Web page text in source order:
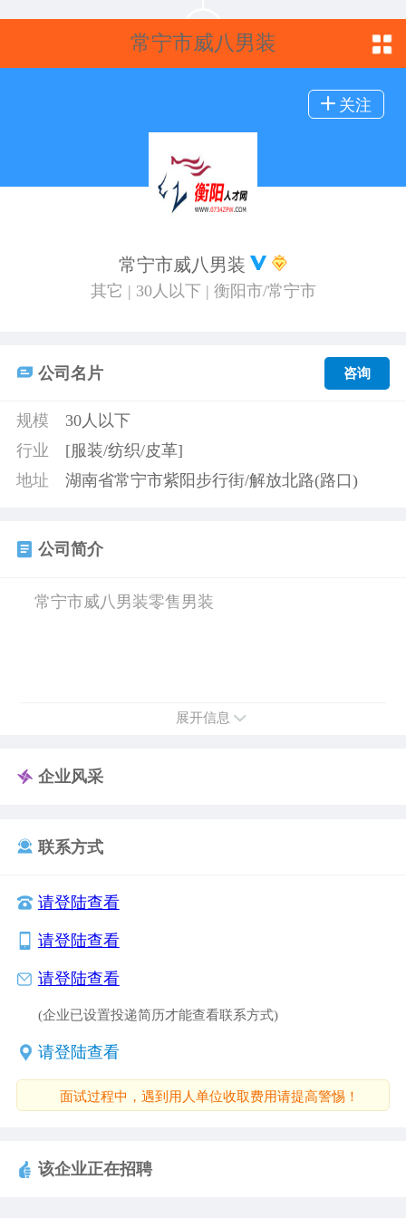
常宁市威八男装
关注
常宁市威八男装
其它 | 30人以下 | 衡阳市/常宁市
公司名片 咨询
规模
30人以下
行业
[服装/纺织/皮革]
地址
湖南省常宁市紫阳步行街/解放北路(路口)
公司简介
常宁市威八男装零售男装
展开信息
企业风采
联系方式
请登陆查看
请登陆查看
请登陆查看
(企业已设置投递简历才能查看联系方式)
请登陆查看
面试过程中，遇到用人单位收取费用请提高警惕！
该企业正在招聘